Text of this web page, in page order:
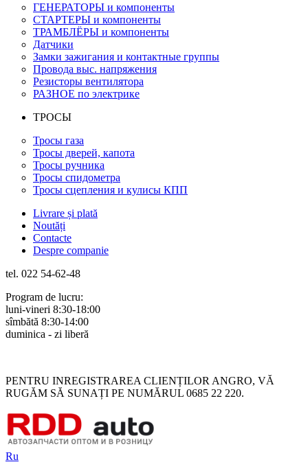
ГЕНЕРАТОРЫ и компоненты
СТАРТЕРЫ и компоненты
ТРАМБЛЁРЫ и компоненты
Датчики
Замки зажигания и контактные группы
Провода выс. напряжения
Резисторы вентилятора
РАЗНОЕ по электрике
ТРОСЫ
Тросы газа
Тросы дверей, капота
Тросы ручника
Тросы спидометра
Тросы сцепления и кулисы КПП
Livrare și plată
Noutăți
Contacte
Despre companie
tel. 022 54-62-48
Program de lucru:
luni-vineri 8:30-18:00
sîmbătă 8:30-14:00
duminica - zi liberă
PENTRU INREGISTRAREA CLIENȚILOR ANGRO, VĂ
RUGĂM SĂ SUNAȚI PE NUMĂRUL 0685 22 220.
Ru